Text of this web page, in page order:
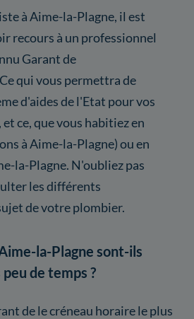
à Aime-la-Plagne, il est
recours à un professionnel
Garant de
qui vous permettra de
d'aides de l'Etat pour vos
ce, que vous habitiez en
à Aime-la-Plagne) ou en
la-Plagne. N'oubliez pas
les différents
de votre plombier.
la-Plagne sont-ils
de temps ?
de le créneau horaire le plus